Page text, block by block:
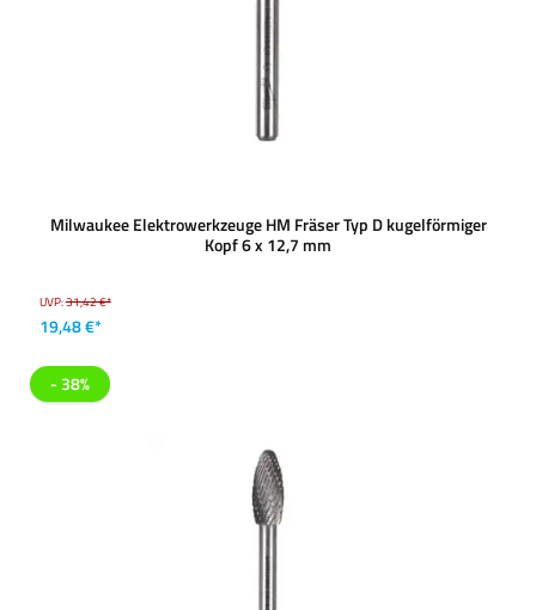
Milwaukee Elektrowerkzeuge HM Fräser Typ D kugelförmiger
Kopf 6 x 12,7 mm
UVP:31,42 €*
19,48 €*
- 38%